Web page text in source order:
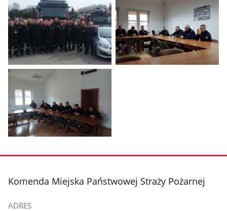
Pokaż
galerii.
zdjęcie
galerii.
stopka
Komenda Miejska Państwowej Straży Pożarnej
ADRES